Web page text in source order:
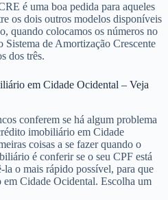
é uma boa pedida para aqueles
os dois outros modelos disponíveis
quando colocamos os números no
Sistema de Amortização Crescente
dos três.
em Cidade Ocidental – Veja
conferem se há algum problema
imobiliário em Cidade
coisas a se fazer quando o
é conferir se o seu CPF está
o mais rápido possível, para que
Cidade Ocidental. Escolha um